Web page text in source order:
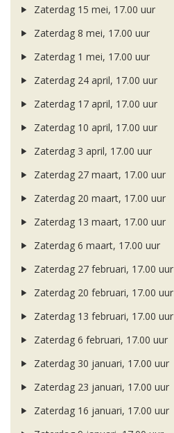
Zaterdag 15 mei, 17.00 uur
Zaterdag 8 mei, 17.00 uur
Zaterdag 1 mei, 17.00 uur
Zaterdag 24 april, 17.00 uur
Zaterdag 17 april, 17.00 uur
Zaterdag 10 april, 17.00 uur
Zaterdag 3 april, 17.00 uur
Zaterdag 27 maart, 17.00 uur
Zaterdag 20 maart, 17.00 uur
Zaterdag 13 maart, 17.00 uur
Zaterdag 6 maart, 17.00 uur
Zaterdag 27 februari, 17.00 uur
Zaterdag 20 februari, 17.00 uur
Zaterdag 13 februari, 17.00 uur
Zaterdag 6 februari, 17.00 uur
Zaterdag 30 januari, 17.00 uur
Zaterdag 23 januari, 17.00 uur
Zaterdag 16 januari, 17.00 uur